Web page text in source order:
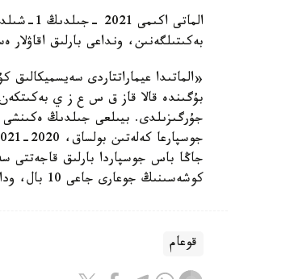
الماتى
بەكىتىلگەنىن، ونداعى بارلىق اقاۋلار
«الماتىدا عيماراتتاردى
جۇرگىزىلدى. بيىلعى جىلدىڭ ەكىنشى
جاڭا باس جوسپاردا بارلىق قاجەتتى
كوشەسىنىڭ جوعارى جاعى 10 بال، ودان تومەن 9 بالدىق ايماقتا ورنالاسقان»، - دەدى اكىم.
قوعام